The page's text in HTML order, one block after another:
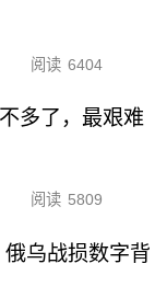
阅读 6404
多了，最艰难
阅读 5809
乌战损数字背